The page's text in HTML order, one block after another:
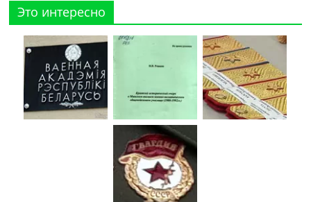
Это интересно